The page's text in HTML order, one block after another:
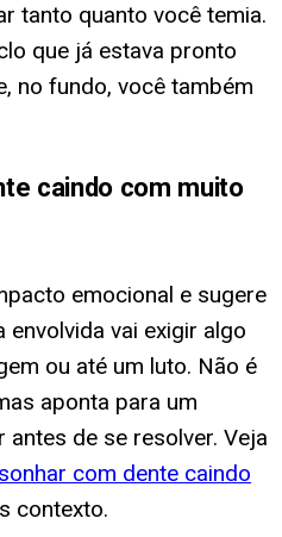
tanto quanto você temia.
que já estava pronto
no fundo, você também
caindo com muito
emocional e sugere
envolvida vai exigir algo
ou até um luto. Não é
aponta para um
de se resolver. Veja
sonhar com dente caindo
contexto.